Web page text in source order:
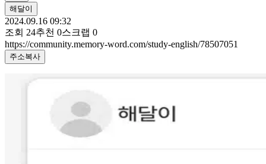
해달이
2024.09.16 09:32
조회 24추천 0스크랩 0
https://community.memory-word.com/study-english/78507051
주소복사